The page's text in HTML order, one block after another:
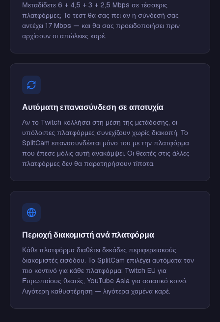
Μεταδίδετε 6 + 4,5 + 3 + 2,5 Mbps σε τέσσερις
πλατφόρμες; Το τεστ θα σας πει αν η σύνδεσή σας
αντέχει 17 Mbps — και θα σας προειδοποιήσει πριν
αρχίσουν οι απώλειες καρέ.
Αυτόματη επανασύνδεση σε αποτυχία
Αν το Twitch κολλήσει στη μέση της μετάδοσης, οι
υπόλοιπες πλατφόρμες συνεχίζουν χωρίς διακοπή. Το
SplitCam επανασυνδέεται μόνο του με την πλατφόρμα
που έπεσε μόλις αυτή ανακάμψει. Οι θεατές στις άλλες
πλατφόρμες δεν θα παρατηρήσουν τίποτα.
Περιοχή διακομιστή ανά πλατφόρμα
Κάθε πλατφόρμα διαθέτει δεκάδες περιφερειακούς
διακομιστές εισόδου. Το SplitCam επιλέγει αυτόματα τον
πιο κοντινό για κάθε πλατφόρμα: Twitch EU για
Ευρωπαίους θεατές, YouTube Asia για ασιατικό κοινό.
Λιγότερη καθυστέρηση — λιγότερα χαμένα καρέ.